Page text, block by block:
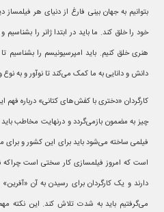
بتوانیم به جهان بینی فارغ از دنیای هر
خود را خلق کند. ما باید در ابتدا ژانر را بشناسیم
هنری خلق کنیم. باید امپرسیونیسم را بشناسیم
دانش و دانایی به ما کمک می‌کند تا نوآور و به نوع
کارگردان «دختری با کفش‌های کتانی» درباره
چیز به مضمون بازمی‌گردد و درنهایت مخاطب
فیلمی ساخته می‌شود باید برای این کشور و برای
است که امروز فیلمسازی کار سختی است چراکه
می‌گرفتیم باید به شدت تلاش کند. این